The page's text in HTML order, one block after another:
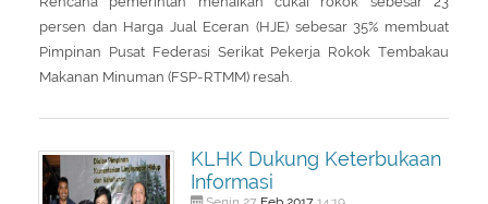
persen dan Harga Jual Eceran (HJE) sebesar 35% membuat
Pimpinan Pusat Federasi Serikat Pekerja Rokok Tembakau
Makanan Minuman (FSP-RTMM) resah.
KLHK Dukung Keterbukaan
Informasi